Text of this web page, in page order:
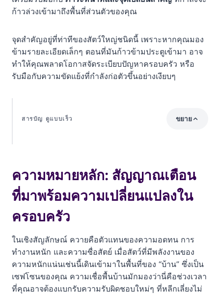
ก้าวล่วงเข้ามาถึงพื้นที่ส่วนตัวของคุณ
จุดสำคัญอยู่ที่ท่าทีของสัตว์ใหญ่ชนิดนี้ เพราะหากคุณมอง
ข้ามรายละเอียดเล็กๆ ตอนที่มันก้าวข้ามประตูเข้ามา อาจ
ทำให้คุณพลาดโอกาสจัดระเบียบปัญหาครอบครัว หรือ
รับมือกับความขัดแย้งที่กำลังก่อตัวขึ้นอย่างเงียบๆ
สารบัญ ดูแบบเร็ว ขยาย
เจาะลึกคำทำนายตามลักษณะของควายที่เข้ามาในบ้าน
1. ควายเดินเข้ามาอย่างสงบและเชื่อง
2. ควายดุร้าย วิ่งชน หรือทำลายข้าวของในบ้าน
3. ฝันเห็นควายเผือกเดินเข้าบ้าน
4. ควายเดินเข้ามาแล้วนอนพัก
มิติอื่นๆ ของการฝันเห็นควายที่ควรเรียนรู้
ความหมายหลัก: สัญญาณเตือน
ที่มาพร้อมความเปลี่ยนแปลงใน
ครอบครัว
ในเชิงสัญลักษณ์ ควายคือตัวแทนของความอดทน การ
ทำงานหนัก และความซื่อสัตย์ เมื่อสัตว์ที่มีพลังงานของ
ความหนักแน่นเช่นนี้เดินเข้ามาในพื้นที่ของ “บ้าน” ซึ่งเป็น
เซฟโซนของคุณ ความเชื่อพื้นบ้านมักมองว่านี่คือช่วงเวลา
ที่คุณอาจต้องแบกรับความรับผิดชอบใหม่ๆ ที่หลีกเลี่ยงไม่